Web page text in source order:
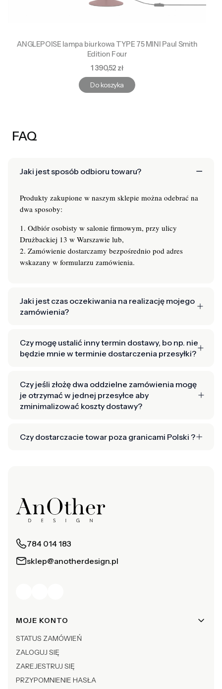
ANGLEPOISE lampa biurkowa TYPE 75 MINI Paul Smith
Edition Four
Cena
1 390,52 zł
Do koszyka
FAQ
Jaki jest sposób odbioru towaru?
Produkty zakupione w naszym sklepie można odebrać na
dwa sposoby:
1. Odbiór osobisty w salonie firmowym, przy ulicy
Drużbackiej 13 w Warszawie lub,
2. Zamówienie dostarczamy bezpośrednio pod adres
wskazany w formularzu zamówienia.
Jaki jest czas oczekiwania na realizację mojego
zamówienia?
Czy mogę ustalić inny termin dostawy, bo np. nie
będzie mnie w terminie dostarczenia przesyłki?
Czy jeśli złożę dwa oddzielne zamówienia mogę
je otrzymać w jednej przesyłce aby
zminimalizować koszty dostawy?
Czy dostarczacie towar poza granicami Polski ?
784 014 183
sklep@anotherdesign.pl
Linki w stopce
MOJE KONTO
STATUS ZAMÓWIEŃ
ZALOGUJ SIĘ
ZAREJESTRUJ SIĘ
PRZYPOMNIENIE HASŁA